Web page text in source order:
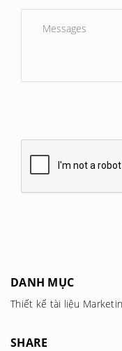
DANH MỤC
Thiết kế tài liệu
SHARE